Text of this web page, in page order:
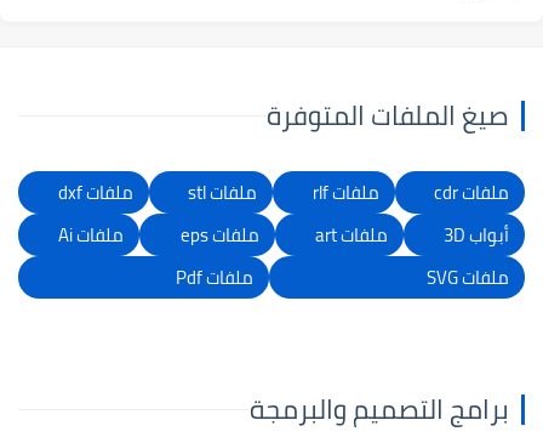
صيغ الملفات المتوفرة
ملفات cdr ملفات rlf ملفات stl
ملفات dxf
أبواب 3D
ملفات art ملفات eps
ملفات Ai
ملفات SVG
ملفات Pdf
برامج التصميم والبرمجة